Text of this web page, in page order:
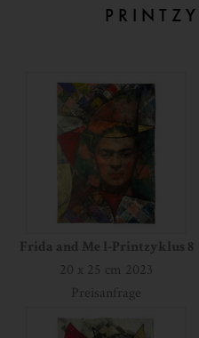
Frida and Me l-Printzyklus 8
20 x 25 cm 2023
Preisanfrage